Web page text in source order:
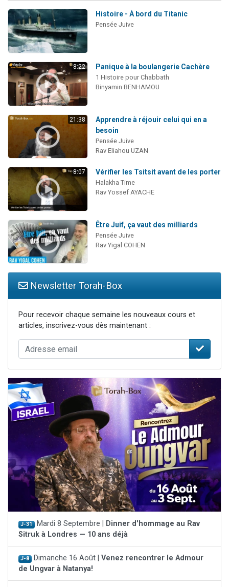
Histoire - À bord du Titanic
Pensée Juive
8:22 Panique à la boulangerie Cachère
1 Histoire pour Chabbath
Binyamin BENHAMOU
21:38
Apprendre à réjouir celui qui en a
besoin
Pensée Juive
Rav Eliahou UZAN
8:07 Vérifier les Tsitsit avant de les porter
Halakha Time
Rav Yossef AYACHE
Être Juif, ça vaut des milliards
Pensée Juive
Rav Yigal COHEN
Newsletter Torah-Box
Pour recevoir chaque semaine les nouveaux cours et
articles, inscrivez-vous dès maintenant :
J-31 Mardi 8 Septembre |
Dinner d'hommage au Rav
Sitruk à Londres — 10 ans déjà
J-8 Dimanche 16 Août | Venez rencontrer le Admour
de Ungvar à Natanya!